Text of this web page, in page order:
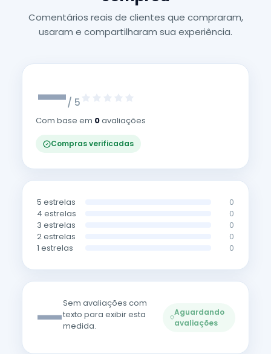
Comentários reais de clientes que compraram,
usaram e compartilharam sua experiência.
—/ 5
Com base em 0avaliações
Compras verificadas
5 estrelas 0
4 estrelas 0
3 estrelas 0
2 estrelas 0
1 estrelas 0
—Sem avaliações com
texto para exibir esta
medida.
Aguardando
avaliações